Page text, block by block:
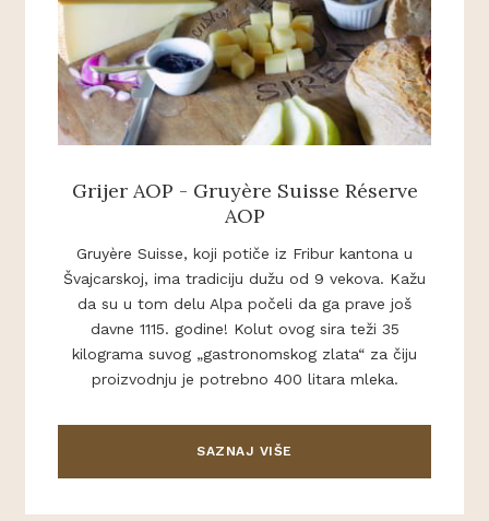
Grijer AOP - Gruyère Suisse Réserve
AOP
Gruyère Suisse, koji potiče iz Fribur kantona u
Švajcarskoj, ima tradiciju dužu od 9 vekova. Kažu
da su u tom delu Alpa počeli da ga prave još
davne 1115. godine! Kolut ovog sira teži 35
kilograma suvog „gastronomskog zlata“ za čiju
proizvodnju je potrebno 400 litara mleka.
SAZNAJ VIŠE